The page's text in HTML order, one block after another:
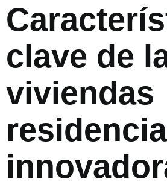
clave de
viviendas